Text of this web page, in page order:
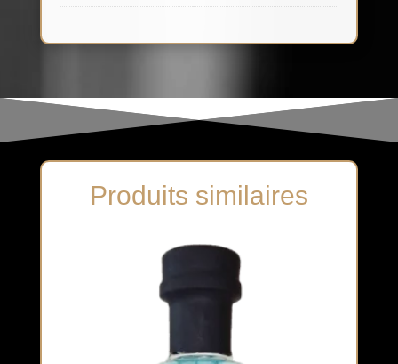
Produits similaires